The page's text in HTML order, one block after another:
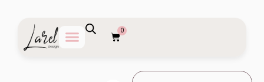
contenido
0
Carrito